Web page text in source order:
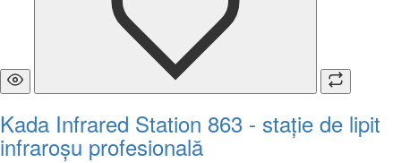
Kada Infrared Station 863 - stație de lipit
infraroșu profesională